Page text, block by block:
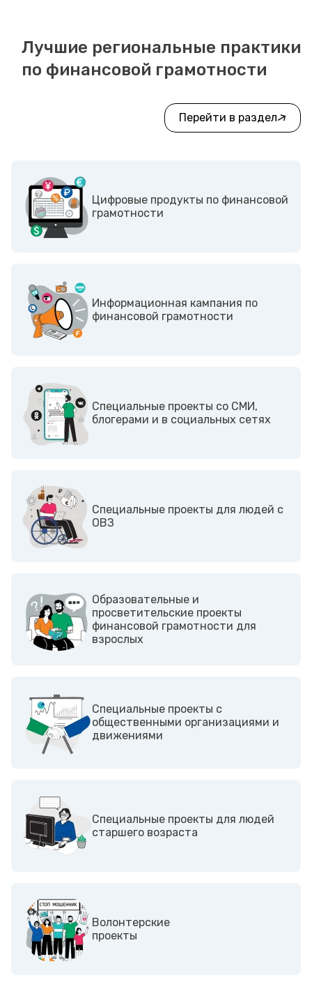
Лучшие региональные практики
по финансовой грамотности
Перейти в раздел
Цифровые продукты по финансовой
грамотности
Информационная кампания по
финансовой грамотности
Cпециальные проекты со СМИ,
блогерами и в социальных сетях
Cпециальные проекты для людей с
ОВЗ
Образовательные и
просветительские проекты
финансовой грамотности для
взрослых
Cпециальные проекты с
общественными организациями и
движениями
Специальные проекты для людей
старшего возраста
Волонтерские
проекты